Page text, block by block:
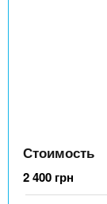
Стоимость
2 400 грн